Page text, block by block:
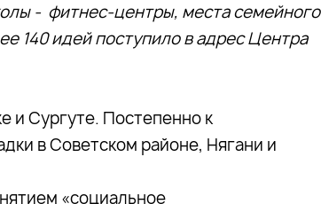
- фитнес-центры, места семейного
140 идей поступило в адрес Центра
и Сургуте. Постепенно к
в Советском районе, Нягани и
«социальное